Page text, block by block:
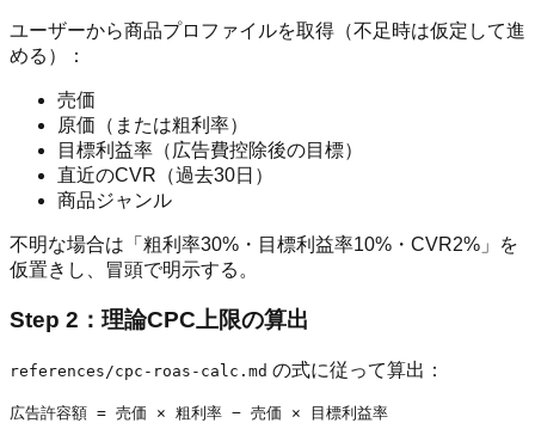
ユーザーから商品プロファイルを取得（不足時は仮定して進
める）：
売価
原価（または粗利率）
目標利益率（広告費控除後の目標）
直近のCVR（過去30日）
商品ジャンル
不明な場合は「粗利率30%・目標利益率10%・CVR2%」を
仮置きし、冒頭で明示する。
Step 2：理論CPC上限の算出
references/cpc-roas-calc.md の式に従って算出：
広告許容額 = 売価 × 粗利率 − 売価 × 目標利益率